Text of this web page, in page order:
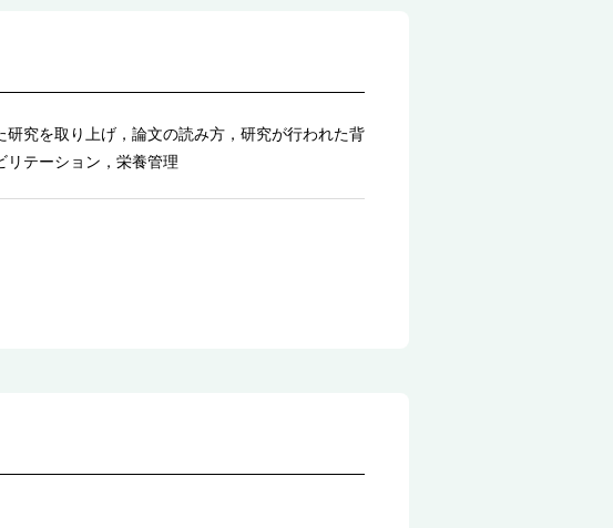
究を取り上げ，論文の読み方，研究が行われた背
リテーション，栄養管理